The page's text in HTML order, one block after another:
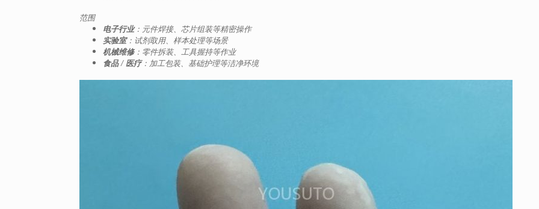
范围
电子行业：元件焊接、芯片组装等精密操作
实验室：试剂取用、样本处理等场景
机械维修：零件拆装、工具握持等作业
食品 / 医疗：加工包装、基础护理等洁净环境